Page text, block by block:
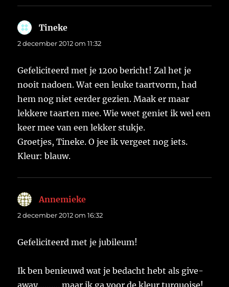
Tineke
2 december 2012 om 11:32
Gefeliciteerd met je 1200 bericht! Zal het je
nooit nadoen. Wat een leuke taartvorm, had
hem nog niet eerder gezien. Maak er maar
lekkere taarten mee. Wie weet geniet ik wel een
keer mee van een lekker stukje.
Groetjes, Tineke. O jee ik vergeet nog iets.
Kleur: blauw.
Annemieke
2 december 2012 om 16:32
Gefeliciteerd met je jubileum!
Ik ben benieuwd wat je bedacht hebt als give-
away………. maar ik ga voor de kleur turquoise!